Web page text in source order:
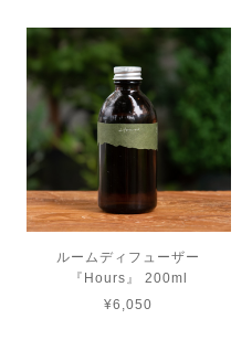
ルームディフューザー
『Hours』 200ml
¥6,050